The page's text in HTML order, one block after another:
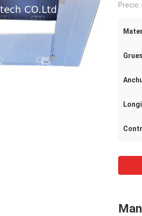
Precio: